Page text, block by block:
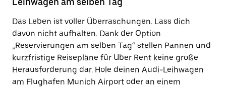
zu
Das Leben ist voller Überraschungen. Lass dich
davon nicht aufhalten. Dank der Option
„Reservierungen am selben Tag“ stellen Pannen und
kurzfristige Reisepläne für Uber Rent keine große
Herausforderung dar. Hole deinen Audi-Leihwagen
am Flughafen Munich Airport oder an einem